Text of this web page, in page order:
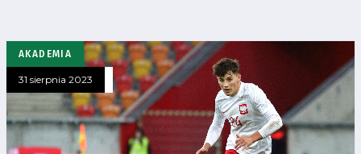
AKADEMIA
31 sierpnia 2023